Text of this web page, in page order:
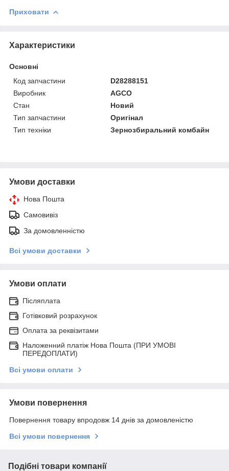
Приховати
Характеристики
Основні
Код запчастини
D28288151
Виробник
AGCO
Стан
Новий
Тип запчастини
Оригінал
Тип техніки
Зернозбиральний комбайн
Умови доставки
Нова Пошта
Самовивіз
За домовленністю
Всі умови доставки
Умови оплати
Післяплата
Готівковий розрахунок
Оплата за реквізитами
Наложенний платіж Нова Пошта (ПРИ УМОВІ
ПЕРЕДОПЛАТИ)
Всі умови оплати
Умови повернення
Повернення товару впродовж 14 днів за домовленістю
Всі умови повернення
Подібні товари компанії